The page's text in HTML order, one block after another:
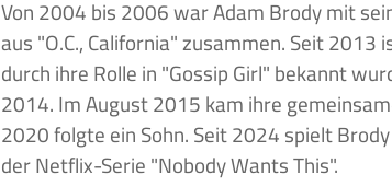
Von 2004 bis 2006 war Adam Brody mit
aus "O.C., California" zusammen. Seit
durch ihre Rolle in "Gossip Girl" bekannt
2014. Im August 2015 kam ihre
2020 folgte ein Sohn. Seit 2024 spielt
der Netflix-Serie "Nobody Wants This".